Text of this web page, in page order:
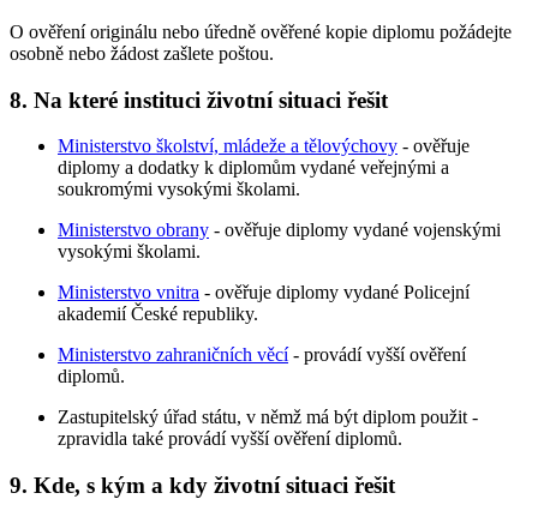
O ověření originálu nebo úředně ověřené kopie diplomu požádejte
osobně nebo žádost zašlete poštou.
8. Na které instituci životní situaci řešit
Ministerstvo školství, mládeže a tělovýchovy - ověřuje
diplomy a dodatky k diplomům vydané veřejnými a
soukromými vysokými školami.
Ministerstvo obrany - ověřuje diplomy vydané vojenskými
vysokými školami.
Ministerstvo vnitra - ověřuje diplomy vydané Policejní
akademií České republiky.
Ministerstvo zahraničních věcí- provádí vyšší ověření
diplomů.
Zastupitelský úřad státu, v němž má být diplom použit -
zpravidla také provádí vyšší ověření diplomů.
9. Kde, s kým a kdy životní situaci řešit